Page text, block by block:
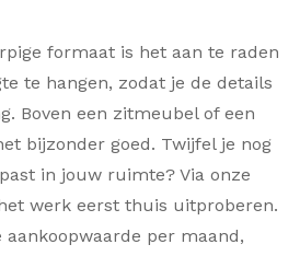
formaat is het aan te raden
te hangen, zodat je de details
Boven een zitmeubel of een
bijzonder goed. Twijfel je nog
in jouw ruimte? Via onze
werk eerst thuis uitproberen.
aankoopwaarde per maand,